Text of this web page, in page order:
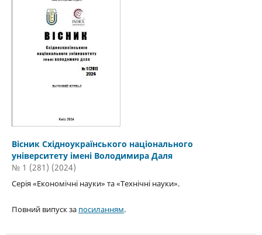
Вісник Східноукраїнського національного
університету імені Володимира Даля
№ 1 (281) (2024)
Серія «Економічні науки» та «Технічні науки».
Повний випуск за посиланням.